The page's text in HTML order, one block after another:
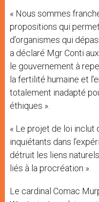
« Nous sommes
propositions qui
d’organismes qui
a déclaré Mgr Conti
le gouvernement à
la fertilité humaine et
totalement inadapté
éthiques ».
« Le projet de loi
inquiétants dans
détruit les liens
liés à la procréation ».
Le cardinal Comac